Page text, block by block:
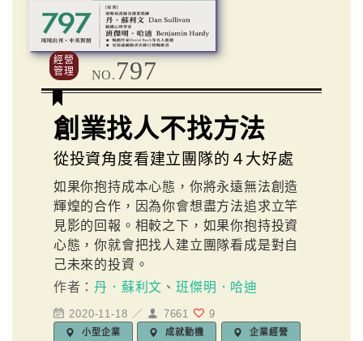
經營
管理
NO. 797
創業找人不找方法
從投資角度看建立團隊的４大好處
如果你抱持成本心態，你將永遠無法創造
輝煌的合作，因為你會想盡方法追求立竿
見影的回報。相較之下，如果你抱持投資
心態，你就會把找人建立團隊看成是對自
己未來的投資。
作者：丹．蘇利文 、 班傑明．哈迪
2020-11-18 ／ 7661 9
小型企業 成就動機 企業經營